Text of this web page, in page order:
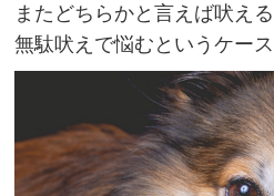
またどちらかと言えば吠え
無駄吠えで悩むというケー